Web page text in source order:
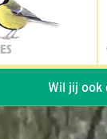
jij ook de vogels